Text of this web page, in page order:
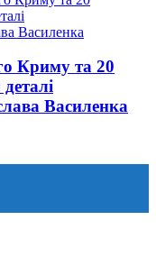
Криму та 20
Василенка